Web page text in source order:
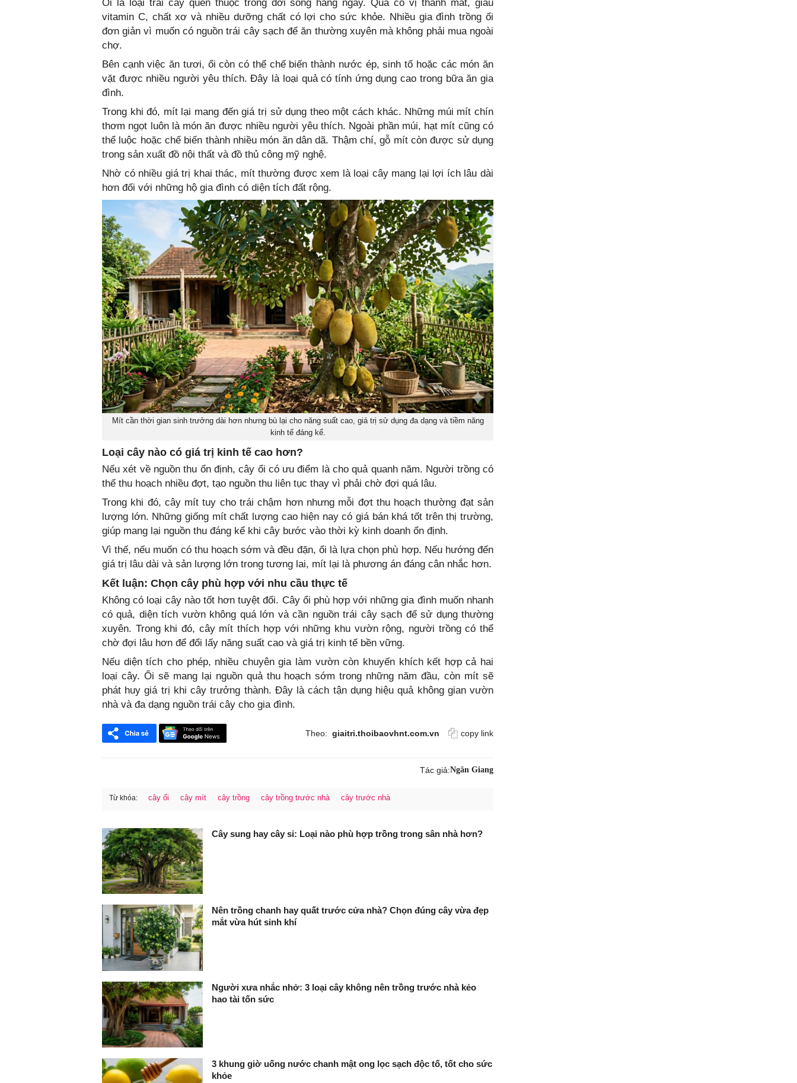
Ổi là loại trái cây quen thuộc trong đời sống hàng ngày. Quả có vị thanh mát, giàu
vitamin C, chất xơ và nhiều dưỡng chất có lợi cho sức khỏe. Nhiều gia đình trồng ổi
đơn giản vì muốn có nguồn trái cây sạch để ăn thường xuyên mà không phải mua ngoài
chợ.
Bên cạnh việc ăn tươi, ổi còn có thể chế biến thành nước ép, sinh tố hoặc các món ăn
vặt được nhiều người yêu thích. Đây là loại quả có tính ứng dụng cao trong bữa ăn gia
đình.
Trong khi đó, mít lại mang đến giá trị sử dụng theo một cách khác. Những múi mít chín
thơm ngọt luôn là món ăn được nhiều người yêu thích. Ngoài phần múi, hạt mít cũng có
thể luộc hoặc chế biến thành nhiều món ăn dân dã. Thậm chí, gỗ mít còn được sử dụng
trong sản xuất đồ nội thất và đồ thủ công mỹ nghệ.
Nhờ có nhiều giá trị khai thác, mít thường được xem là loại cây mang lại lợi ích lâu dài
hơn đối với những hộ gia đình có diện tích đất rộng.
Mít cần thời gian sinh trưởng dài hơn nhưng bù lại cho năng suất cao, giá trị sử dụng đa dạng và tiềm năng
kinh tế đáng kể.
Loại cây nào có giá trị kinh tế cao hơn?
Nếu xét về nguồn thu ổn định, cây ổi có ưu điểm là cho quả quanh năm. Người trồng có
thể thu hoạch nhiều đợt, tạo nguồn thu liên tục thay vì phải chờ đợi quá lâu.
Trong khi đó, cây mít tuy cho trái chậm hơn nhưng mỗi đợt thu hoạch thường đạt sản
lượng lớn. Những giống mít chất lượng cao hiện nay có giá bán khá tốt trên thị trường,
giúp mang lại nguồn thu đáng kể khi cây bước vào thời kỳ kinh doanh ổn định.
Vì thế, nếu muốn có thu hoạch sớm và đều đặn, ổi là lựa chọn phù hợp. Nếu hướng đến
giá trị lâu dài và sản lượng lớn trong tương lai, mít lại là phương án đáng cân nhắc hơn.
Kết luận: Chọn cây phù hợp với nhu cầu thực tế
Không có loại cây nào tốt hơn tuyệt đối. Cây ổi phù hợp với những gia đình muốn nhanh
có quả, diện tích vườn không quá lớn và cần nguồn trái cây sạch để sử dụng thường
xuyên. Trong khi đó, cây mít thích hợp với những khu vườn rộng, người trồng có thể
chờ đợi lâu hơn để đổi lấy năng suất cao và giá trị kinh tế bền vững.
Nếu diện tích cho phép, nhiều chuyên gia làm vườn còn khuyến khích kết hợp cả hai
loại cây. Ổi sẽ mang lại nguồn quả thu hoạch sớm trong những năm đầu, còn mít sẽ
phát huy giá trị khi cây trưởng thành. Đây là cách tận dụng hiệu quả không gian vườn
nhà và đa dạng nguồn trái cây cho gia đình.
Theo: giaitri.thoibaovhnt.com.vn copy link
Tác giả:Ngân Giang
Từ khóa: cây ổi cây mít cây trồng cây trồng trước nhà cây trước nhà
Cây sung hay cây si: Loại nào phù hợp trồng trong sân nhà hơn?
Nên trồng chanh hay quất trước cửa nhà? Chọn đúng cây vừa đẹp
mắt vừa hút sinh khí
Người xưa nhắc nhở: 3 loại cây không nên trồng trước nhà kẻo
hao tài tốn sức
3 khung giờ uống nước chanh mật ong lọc sạch độc tố, tốt cho sức
khỏe